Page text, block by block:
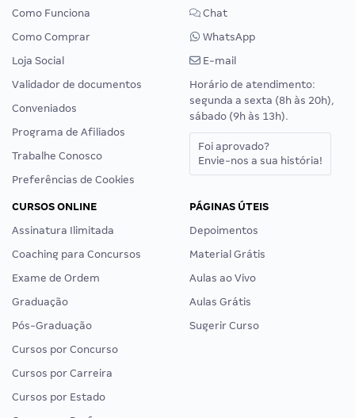
Como Funciona
Como Comprar
Loja Social
Validador de documentos
Conveniados
Programa de Afiliados
Trabalhe Conosco
Preferências de Cookies
Chat
WhatsApp
E-mail
Horário de atendimento:
segunda a sexta (8h às 20h),
sábado (9h às 13h).
Foi aprovado?
Envie-nos a sua história!
CURSOS ONLINE
Assinatura Ilimitada
Coaching para Concursos
Exame de Ordem
Graduação
Pós-Graduação
Cursos por Concurso
Cursos por Carreira
Cursos por Estado
PÁGINAS ÚTEIS
Depoimentos
Material Grátis
Aulas ao Vivo
Aulas Grátis
Sugerir Curso